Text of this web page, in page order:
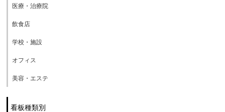
医療・治療院
飲食店
学校・施設
オフィス
美容・エステ
看板種類別